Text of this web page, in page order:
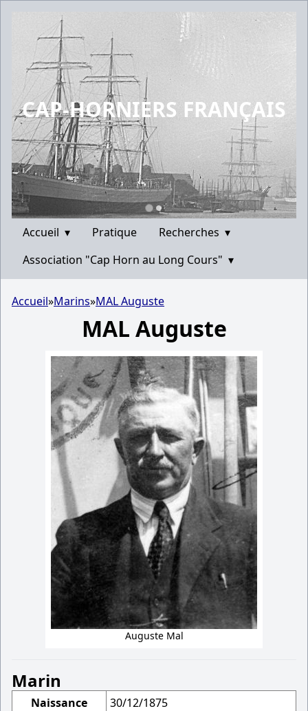
CAP-HORNIERS FRANÇAIS
Accueil ▾ Pratique Recherches ▾
Association "Cap Horn au Long Cours" ▾
Accueil»Marins»MAL Auguste
MAL Auguste
Auguste Mal
Marin
Naissance
30/12/1875